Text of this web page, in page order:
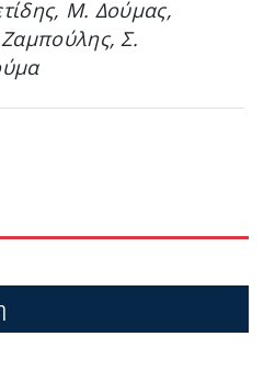
Μ. Δούμας,
Σ.